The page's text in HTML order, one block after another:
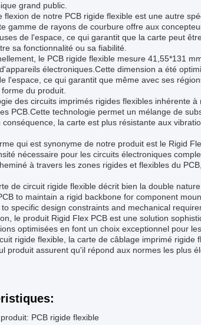
grand public.
flexion de notre PCB rigide flexible est une autre
gamme de rayons de courbure offre aux
de l'espace, ce qui garantit que la carte peut
sa fonctionnalité ou sa fiabilité.
le PCB rigide flexible mesure 41,55*131
électroniques.Cette dimension a été
l'espace, ce qui garantit que même avec ses
du produit.
des circuits imprimés rigides flexibles inhérente
PCB.Cette technologie permet un mélange de
conséquence, la carte est plus résistante aux
qui est synonyme de notre produit est le Rigid
nécessaire pour les circuits électroniques
à travers les zones rigides et flexibles du
de circuit rigide flexible décrit bien la double
to maintain a rigid backbone for component
specific design constraints and mechanical
le produit Rigid Flex PCB est une solution
optimisées en font un choix exceptionnel pour
rigide flexible, la carte de câblage imprimé
produit assurent qu'il répond aux normes les plus
PCB rigide flexible